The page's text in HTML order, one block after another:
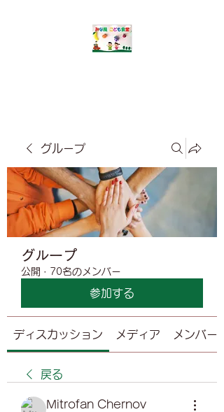
グループ
グループ
公開 · 70名のメンバー
参加する
ディスカッション メディア メンバー
戻る
Mitrofan Chernov